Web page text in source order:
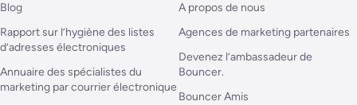
Blog
Rapport sur l’hygiène des listes
d’adresses électroniques
Annuaire des spécialistes du
marketing par courrier électronique
A propos de nous
Agences de marketing partenaires
Devenez l’ambassadeur de
Bouncer.
Bouncer Amis